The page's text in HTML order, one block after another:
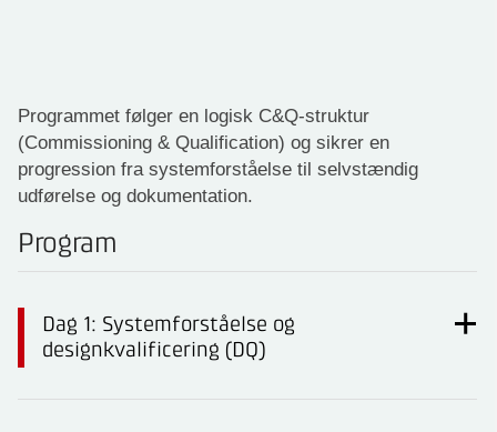
Programmet følger en logisk C&Q-struktur
(Commissioning & Qualification) og sikrer en
progression fra systemforståelse til selvstændig
udførelse og dokumentation.
Program
Dag 1: Systemforståelse og
designkvalificering (DQ)